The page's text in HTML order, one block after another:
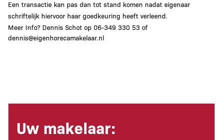
Een transactie kan pas dan tot stand komen nadat eigenaar
schriftelijk hiervoor haar goedkeuring heeft verleend.
Meer Info? Dennis Schot op 06-349 330 53 of
dennis@eigenhorecamakelaar.nl
Uw makelaar: